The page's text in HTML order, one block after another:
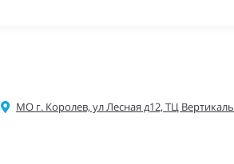
МО г. Королев, ул Лесная д12, ТЦ Вертикаль